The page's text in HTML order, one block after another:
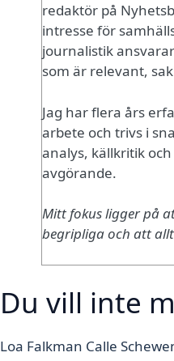
redaktör på
intresse för
journalistik
som är relevant,
Jag har flera års
arbete och trivs i
analys, källkritik
avgörande.
Mitt fokus ligger på
begripliga och att
Du vill inte
Loa Falkman Calle